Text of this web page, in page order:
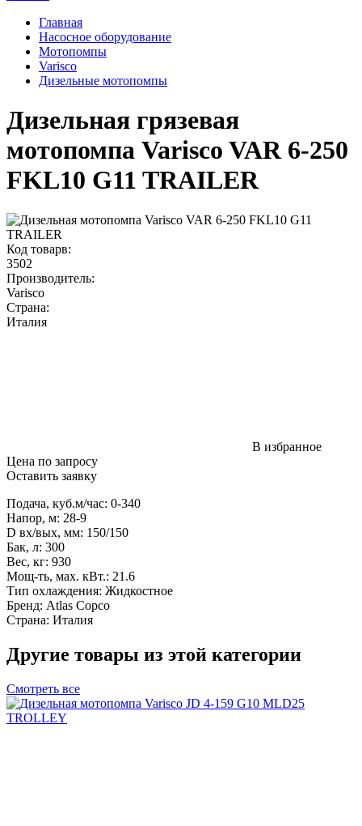
Главная
Насосное оборудование
Мотопомпы
Varisco
Дизельные мотопомпы
Дизельная грязевая
мотопомпа Varisco VAR 6-250
FKL10 G11 TRAILER
Код товарв:
3502
Производитель:
Varisco
Страна:
Италия
В избранное
Цена по запросу
Оставить заявку
Подача, куб.м/час: 0-340
Напор, м: 28-9
D вх/вых, мм: 150/150
Бак, л: 300
Вес, кг: 930
Мощ-ть, мax. кВт.: 21.6
Тип охлаждения: Жидкостное
Бренд: Atlas Copco
Страна: Италия
Другие товары из этой категории
Смотреть все